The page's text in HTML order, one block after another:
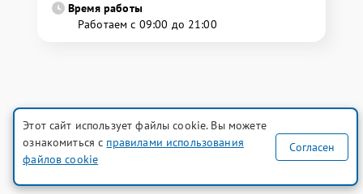
Время работы
Работаем с 09:00 до 21:00
Этот сайт использует файлы cookie. Вы можете
ознакомиться с правилами использования
файлов cookie
Согласен